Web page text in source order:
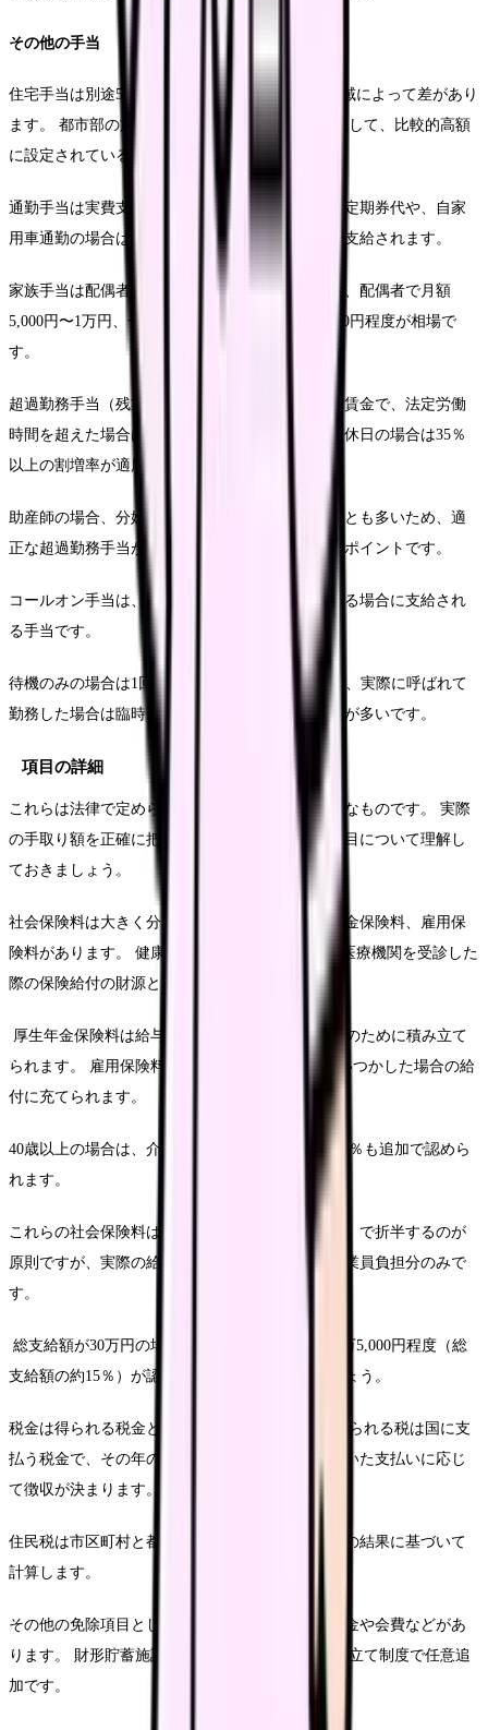
その他の手当
住宅手当は別途5,000円〜3万円程度で、施設や地域によって差があり
ます。 都市部の施設では住宅費が高いことを優先して、比較的高額
に設定されていることが多いです。
通勤手当は実費支給が一般的で、公共交通機関の定期券代や、自家
用車通勤の場合はガソリン代や駐車場代の一部が支給されます。
家族手当は配偶者や子どもがいる場合に支給され、配偶者で月額
5,000円〜1万円、子ども一人につき3,000円〜5,000円程度が相場で
す。
超過勤務手当（残業）は時間外労働に対する割増賃金で、法定労働
時間を超えた場合は通常の一時の25％以上、法定休日の場合は35％
以上の割増率が適用されます。
助産師の場合、分娩が予定時間を超えて長引くことも多いため、適
正な超過勤務手当が支給されるかどうかは重要なポイントです。
コールオン手当は、自宅の状態で給料に備えている場合に支給され
る手当です。
待機のみの場合は1回あたり1,000円〜3,000円程度、実際に呼ばれて
勤務した場合は臨時勤務手当が支給されるケースが多いです。
項目の詳細
これらは法律で定められた社会保険料や税金が主なものです。 実際
の手取り額を正確に把握するために、主な免除項目について理解し
ておきましょう。
社会保険料は大きく分けて、健康保険料、厚生年金保険料、雇用保
険料があります。 健康保険料は給与の約5％で、医療機関を受診した
際の保険給付の財源となります。
厚生年金保険料は給与の約9.15％で、年金の権利のために積み立て
られます。 雇用保険料は給与の将来約0.3％で、いつかした場合の給
付に充てられます。
40歳以上の場合は、介護保険料として給与の約0.8％も追加で認めら
れます。
これらの社会保険料は事業主と被保険者（従業員）で折半するのが
原則ですが、実際の給与明細に記載されるのは従業員負担分のみで
す。
総支給額が30万円の場合、社会保険料として約4万5,000円程度（総
支給額の約15％）が認められると考えてよいでしょう。
税金は得られる税金と住民税が主なものです。 得られる税は国に支
払う税金で、その年の収入から各種任意を差し引いた支払いに応じ
て徴収が決まります。
住民税は市区町村と都道府県に納める税金で、先の結果に基づいて
計算します。
その他の免除項目としては、福利厚生関連の積立金や会費などがあ
ります。 財形貯蓄施設蓄は給与から天引きで積み立て制度で任意追
加です。